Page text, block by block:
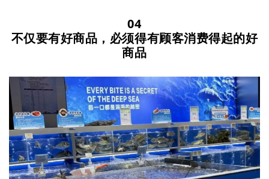
04
不仅要有好商品，必须得有顾客消费得起的好
商品